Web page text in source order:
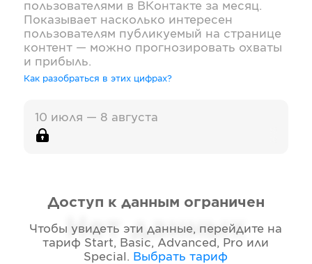
пользователями в ВКонтакте за месяц.
Показывает насколько интересен
пользователям публикуемый на странице
контент — можно прогнозировать охваты
и прибыль.
Как разобраться в этих цифрах?
10 июля — 8 августа
Нет данных
Доступ к данным ограничен
Чтобы увидеть эти данные, перейдите на
тариф Start, Basic, Advanced, Pro или
Special . Выбрать тариф